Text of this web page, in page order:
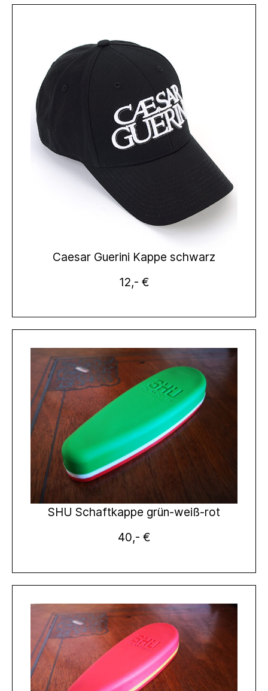
Caesar Guerini Kappe schwarz
12,- €
SHU Schaftkappe grün-weiß-rot
40,- €